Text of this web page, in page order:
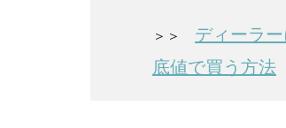
＞＞ ディーラ
底値で買う方法